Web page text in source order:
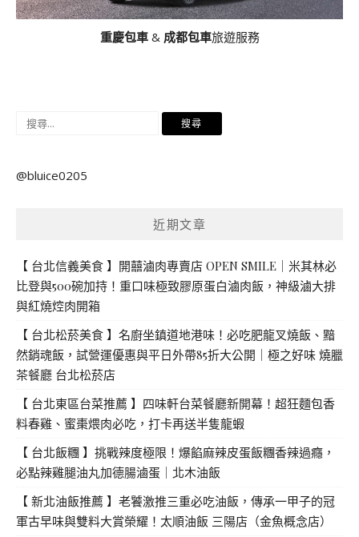
重慶包車& 成都包車旅遊服務
搜
鍵
@bluice0205
近期文章
【 台北信義美食 】開囍滷肉專賣店 OPEN SMILE｜米其林必
比登與500碗加持！重口味極致膠原蛋白滷肉飯，神級滷大排
與紅燒焢肉開箱
【 台北松菸美食 】名廚坐鎮道地港味！必吃肥龍叉燒飯、黯
然銷魂飯，試營運優惠與平日外帶85折大公開｜極之好味 燒臘
茶餐廳 台北松菸店
【 台北東區台菜推薦 】四味軒台菜餐廳新開幕！超狂麵包香
料春雞、蜜棗煨肉必吃，打卡再送半隻龍蝦
【 台北飯糰 】挑戰辣度極限！爆餡麻辣皮蛋飯糰香辣過癮，
必點辣雞腿油丸加德腸滷蛋｜北木油飯
【 新北油飯推薦 】老饕激推三重必吃油飯，傳承一甲子的冠
軍古早味與雙料大賞榮耀！太順油飯 三陽店（金魚概念店）